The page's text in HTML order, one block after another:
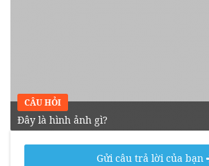
CÂU HỎI
Đây là hình ảnh gì?
Gửi câu trả lời của bạn